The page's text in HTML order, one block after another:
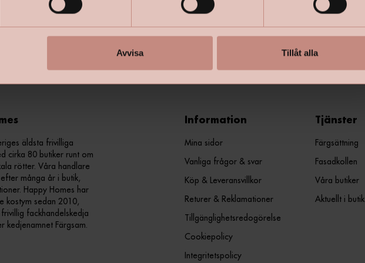
Avvisa Tillåt alla
Specifikationer
äldsta frivilliga
cirka 80 butiker runt om
rötter. Våra handlare
många år i butik,
Happy Homes har
kostym sedan 2010,
fackhandelskedja
kedjenamnet Färgsam.
Information
Mina sidor
Vanliga frågor & svar
Köp & Leveransvillkor
Returer & Reklamationer
Tillgänglighetsredogörelse
Cookiepolicy
Integritetspolicy
Tjänster
Färgsättning
Fasadkollen
Våra butiker
Aktuellt i butik